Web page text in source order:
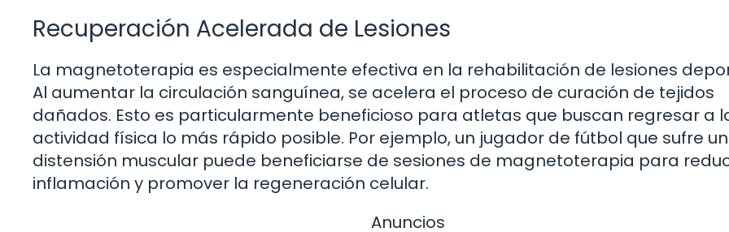
Recuperación Acelerada de Lesiones
La magnetoterapia es especialmente efectiva en la rehabilitación de lesiones
Al aumentar la circulación sanguínea, se acelera el proceso de curación de tejidos
dañados. Esto es particularmente beneficioso para atletas que buscan regresar a
actividad física lo más rápido posible. Por ejemplo, un jugador de fútbol que sufre
distensión muscular puede beneficiarse de sesiones de magnetoterapia para
inflamación y promover la regeneración celular.
Anuncios